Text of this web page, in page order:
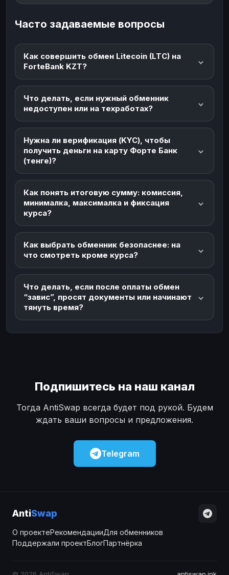
Часто задаваемые вопросы
Как совершить обмен Litecoin (LTC) на
ForteBank KZT?
Что делать, если нужный обменник
недоступен или на техработах?
Нужна ли верификация (KYC), чтобы
получить деньги на карту Форте Банк
(тенге)?
Как понять итоговую сумму: комиссия,
минималка, максималка и фиксация
курса?
Как выбрать обменник безопаснее: на
что смотреть кроме курса?
Что делать, если после оплаты обмен
“завис”, просят документы или начинают
тянуть время?
Подпишитесь на наш канал
Тогда AntiSwap всегда будет под рукой. Будем
ждать ваши вопросы и предложения.
Telegram
AntiSwap
О проектеРекомендацииДля обменников
Поддержали проектБлогПартнёрка